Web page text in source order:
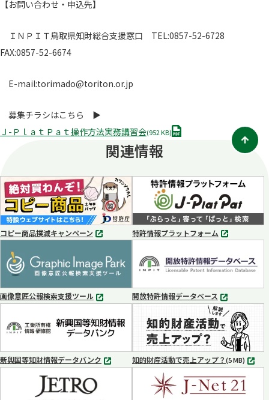
【お問い合わせ・申込先】
ＩＮＰＩＴ鳥取県知財総合支援窓口 TEL:0857-52-6728
FAX:0857-52-6674
E-mail:torimado@toriton.or.jp
募集チラシはこちら ▶
Ｊ-ＰｌａｔＰａｔ操作方法実務講習会(952 KB)P
関連情報
コピー商品撲滅キャンペーン
別
ブ
で
開
く
特許情報プラットフォーム
別
ブ
で
く
画像意匠公報検索支援ツール
別
ブ
で
く
開放特許情報データベース
別
タ
ブ
で
開
く
新興国等知財情報データバンク
別
知的財産活動で売上アップ？(5 MB) MP4